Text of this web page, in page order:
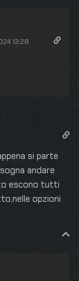
13:28
si parte
andare
escono tutti
opzioni